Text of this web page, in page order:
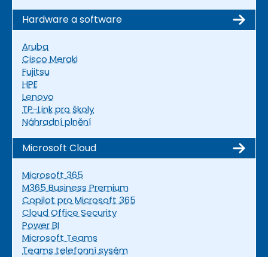
Hardware a software
Aruba
Cisco Meraki
Fujitsu
HPE
Lenovo
TP-Link pro školy
Náhradní plnění
Microsoft Cloud
Microsoft 365
M365 Business Premium
Copilot pro Microsoft 365
Cloud Office Security
Power BI
Microsoft Teams
Teams telefonní sysém